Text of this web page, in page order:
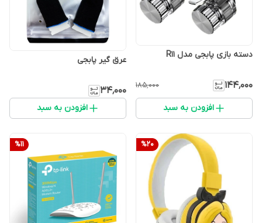
دسته بازی پابجی مدل R11
۱۴۴٬۰۰۰ ۱۸۵٬۰۰۰
افزودن به سبد
عرق گیر پابجی
۳۴٬۰۰۰
افزودن به سبد
%20
%11